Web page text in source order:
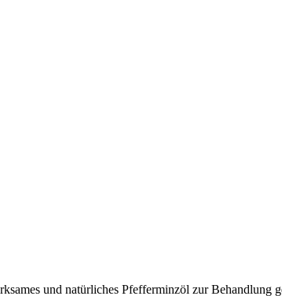
und natürliches Pfefferminzöl zur